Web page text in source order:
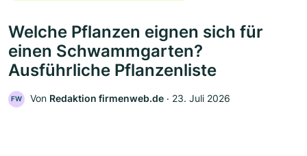
Welche Pflanzen eignen sich für
einen Schwammgarten?
Ausführliche Pflanzenliste
FW Von Redaktion firmenweb.de ‧ 23. Juli 2026